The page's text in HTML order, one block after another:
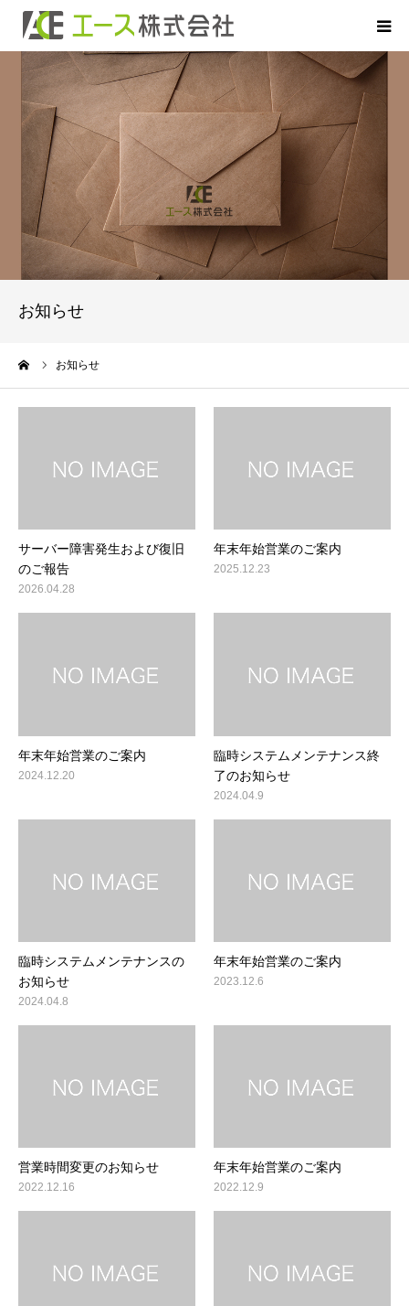
お知らせ
お知らせ
サーバー障害発生および復旧
のご報告
2026.04.28
年末年始営業のご案内
2025.12.23
年末年始営業のご案内
2024.12.20
臨時システムメンテナンス終
了のお知らせ
2024.04.9
臨時システムメンテナンスの
お知らせ
2024.04.8
年末年始営業のご案内
2023.12.6
営業時間変更のお知らせ
2022.12.16
年末年始営業のご案内
2022.12.9
HOME
お申込について
お借入について
ご返済について
会社概要